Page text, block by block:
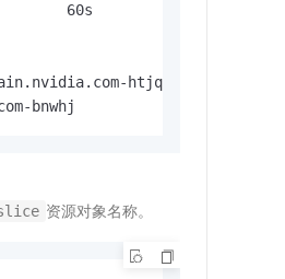
60s
htjqn   cn-
bnwhj              cn-
资源对象名称。